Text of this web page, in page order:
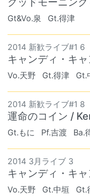
Gt&Vo.泉 Gt.得津
2014 新歓ライブ#1 6
キャンディ・キ
Vo.天野 Gt.得津 Gt.
2014 新歓ライブ#1 8
運命のコイン /
Gt.もに Pf.吉渡 Ba.
2014 3月ライブ 3
キャンディ・キ
Vo.天野 Gt.中垣 Gt.